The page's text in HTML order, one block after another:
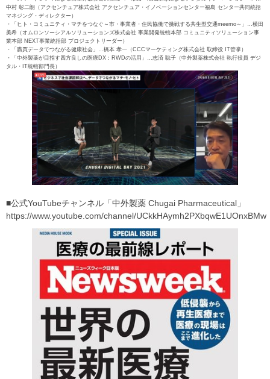
中村 彰二朗（アクセンチュア株式会社 アクセンチュア・イノベーションセンター福島 センター共同統括
マネジング・ディレクター）
・「ヒト・コミュニティ・マチをつなぐ～市・事業者・住民協働で挑戦する共生型交通meemo～」…横田
美希（オムロンソーシアルソリューションズ株式会社 事業開発統轄本部 コミュニティソリューション事
業本部 NEXT事業統括部 プロジェクトリーダー）
・「購買データでつながる健康社会」…橋本 孝一（CCCマーケティング株式会社 取締役 IT管掌）
・「中外製薬が目指す四方良しの医療DX：RWDの活用」…志済 聡子（中外製薬株式会社 執行役員 デジ
タル・IT統轄部門長）
■公式YouTubeチャンネル「中外製薬 Chugai Pharmaceutical」
https://www.youtube.com/channel/UCkkHAymh2PXbqwE1UOnxBMw